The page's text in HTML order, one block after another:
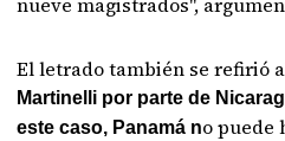
El letrado también se refirió
Martinelli por parte de
este caso, Panamá no puede